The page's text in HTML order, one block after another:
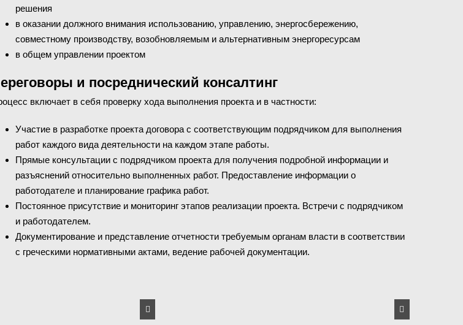
решения
в оказании должного внимания использованию, управлению, энергосбережению,
совместному производству, возобновляемым и альтернативным энергоресурсам
в общем управлении проектом
и посреднический консалтинг
включает в себя проверку хода выполнения проекта и в частности:
Участие в разработке проекта договора с соответствующим подрядчиком для выполнения
работ каждого вида деятельности на каждом этапе работы.
Прямые консультации с подрядчиком проекта для получения подробной информации и
разъяснений относительно выполненных работ. Предоставление информации о
работодателе и планирование графика работ.
Постоянное присутствие и мониторинг этапов реализации проекта. Встречи с подрядчиком
и работодателем.
Документирование и представление отчетности требуемым органам власти в соответствии
с греческими нормативными актами, ведение рабочей документации.